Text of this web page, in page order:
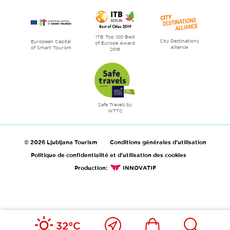
32°C
Près
European Capital
of Smart Tourism
ITB Top 100 Best
of Europe Award
2018
City Destinations
Alliance
Safe Travels by
WTTC
© 2026 Ljubljana Tourism
Conditions générales d'utilisation
Politique de confidentialité et d'utilisation des cookies
Production:
INNOVATIF